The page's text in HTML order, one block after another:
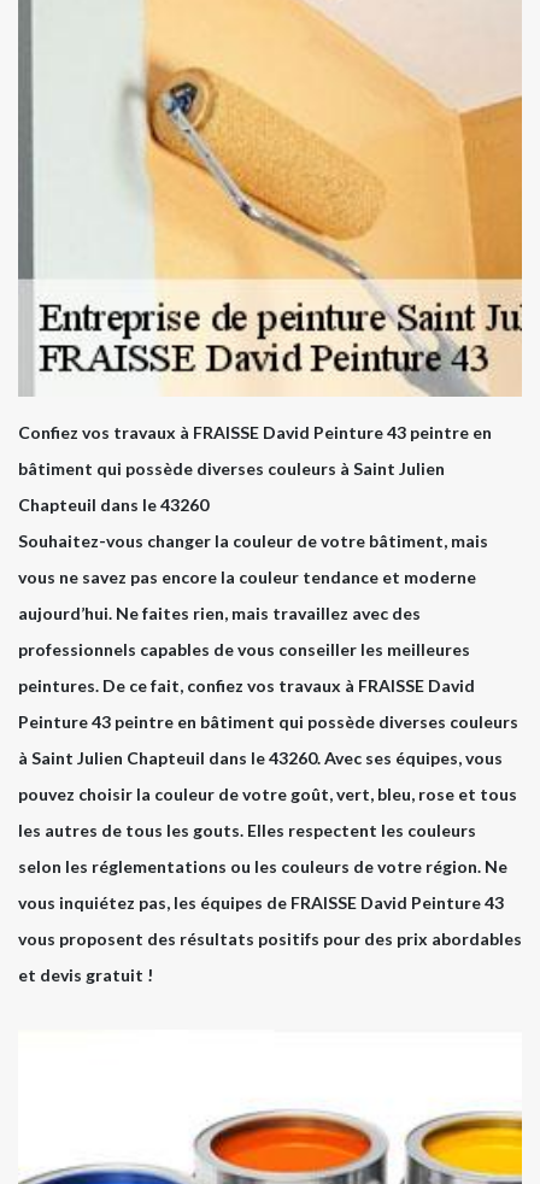
Confiez vos travaux à FRAISSE David Peinture 43 peintre en
bâtiment qui possède diverses couleurs à Saint Julien
Chapteuil dans le 43260
Souhaitez-vous changer la couleur de votre bâtiment, mais
vous ne savez pas encore la couleur tendance et moderne
aujourd’hui. Ne faites rien, mais travaillez avec des
professionnels capables de vous conseiller les meilleures
peintures. De ce fait, confiez vos travaux à FRAISSE David
Peinture 43 peintre en bâtiment qui possède diverses couleurs
à Saint Julien Chapteuil dans le 43260. Avec ses équipes, vous
pouvez choisir la couleur de votre goût, vert, bleu, rose et tous
les autres de tous les gouts. Elles respectent les couleurs
selon les réglementations ou les couleurs de votre région. Ne
vous inquiétez pas, les équipes de FRAISSE David Peinture 43
vous proposent des résultats positifs pour des prix abordables
et devis gratuit !